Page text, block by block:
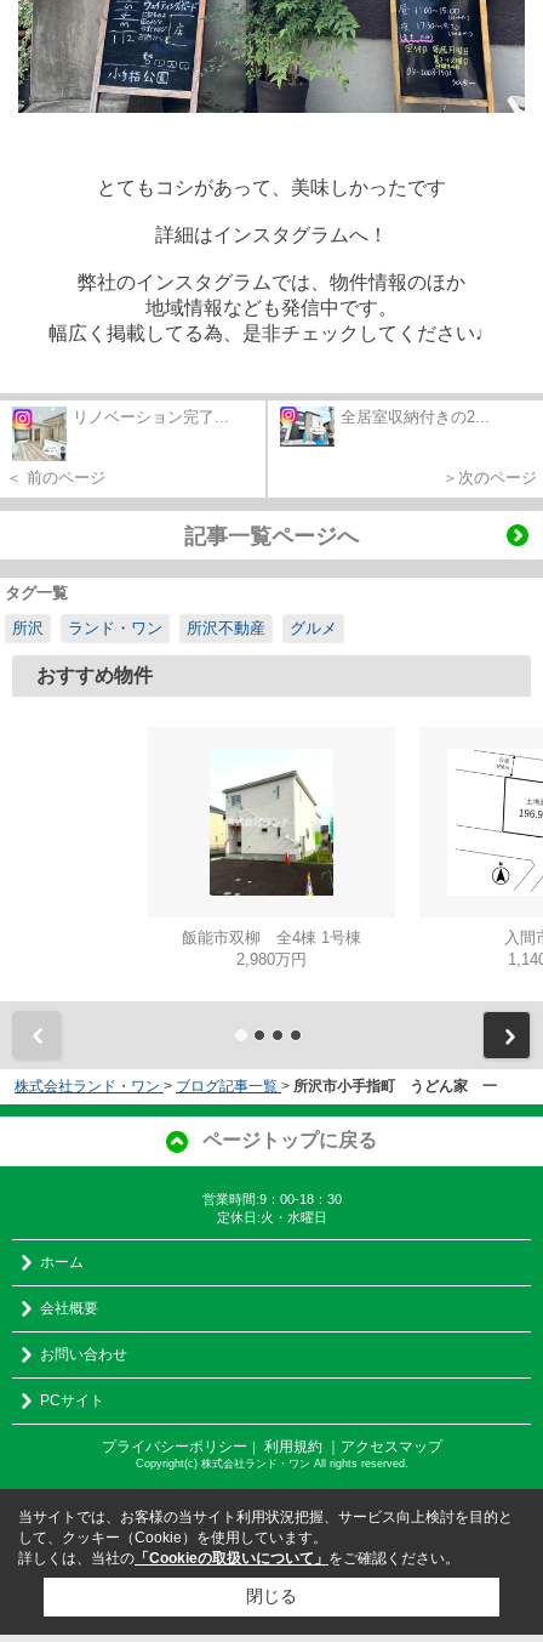
とてもコシがあって、美味しかったです
詳細はインスタグラムへ！
弊社のインスタグラムでは、物件情報のほか
地域情報なども発信中です。
幅広く掲載してる為、是非チェックしてください♩
リノベーション完了...
＜ 前のページ
全居室収納付きの2...
＞次のページ
記事一覧ページへ
タグ一覧
所沢
ランド・ワン 所沢不動産 グルメ
おすすめ物件
飯能市双柳 全4棟 1号棟
2,980万円
入間
株式会社ランド・ワン > ブログ記事一覧 > 所沢市小手指町 うどん家 一
ページトップに戻る
営業時間:9：00-18：30
定休日:火・水曜日
ホーム
会社概要
お問い合わせ
PCサイト
プライバシーポリシー 利用規約 ｜アクセスマップ
Copyright(c) 株式会社ランド・ワン All rights reserved.
当サイトでは、お客様の当サイト利用状況把握、サービス向上検討を目的と
して、クッキー（Cookie）を使用しています。
詳しくは、当社の 「Cookieの取扱いについて」 をご確認ください。
閉じる